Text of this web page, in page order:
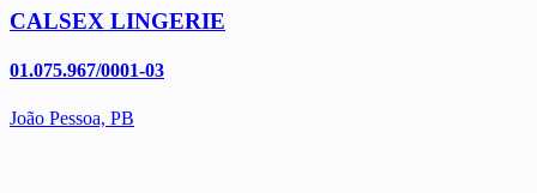
CALSEX LINGERIE
01.075.967/0001-03
João Pessoa, PB